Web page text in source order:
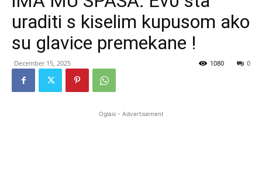
uraditi s kiselim kupusom ako
su glavice premekane !
December 15, 2025 0
1080
Oglasi - Advertisement